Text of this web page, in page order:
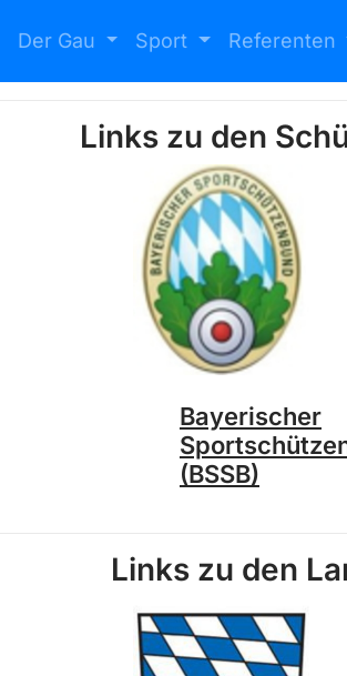
Der Gau Sport Referenten
Links zu den
Bayerischer
(BSSB)
Links zu den